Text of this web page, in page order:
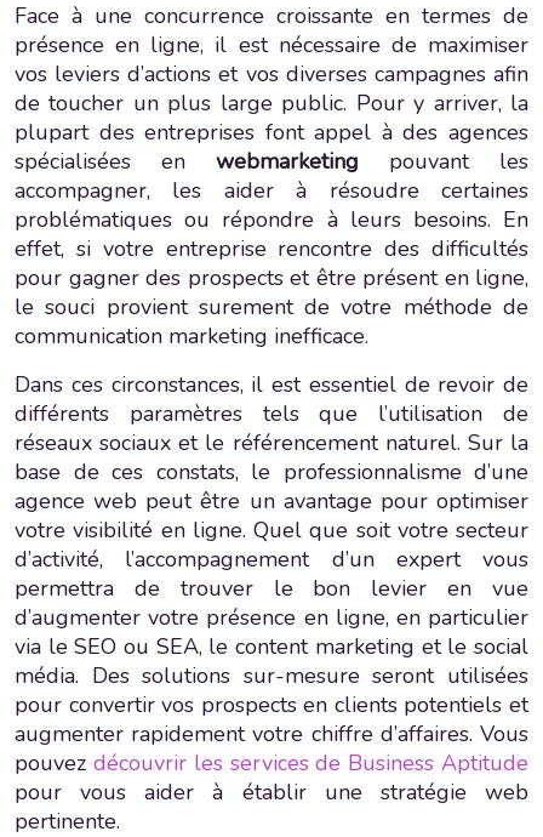
Face à une concurrence croissante en termes de
présence en ligne, il est nécessaire de maximiser
vos leviers d’actions et vos diverses campagnes afin
de toucher un plus large public. Pour y arriver, la
plupart des entreprises font appel à des agences
spécialisées en webmarketing pouvant les
accompagner, les aider à résoudre certaines
problématiques ou répondre à leurs besoins. En
effet, si votre entreprise rencontre des difficultés
pour gagner des prospects et être présent en ligne,
le souci provient surement de votre méthode de
communication marketing inefficace.
Dans ces circonstances, il est essentiel de revoir de
différents paramètres tels que l’utilisation de
réseaux sociaux et le référencement naturel. Sur la
base de ces constats, le professionnalisme d’une
agence web peut être un avantage pour optimiser
votre visibilité en ligne. Quel que soit votre secteur
d’activité, l’accompagnement d’un expert vous
permettra de trouver le bon levier en vue
d’augmenter votre présence en ligne, en particulier
via le SEO ou SEA, le content marketing et le social
média. Des solutions sur-mesure seront utilisées
pour convertir vos prospects en clients potentiels et
augmenter rapidement votre chiffre d’affaires. Vous
pouvez découvrir les services de Business Aptitude
pour vous aider à établir une stratégie web
pertinente.